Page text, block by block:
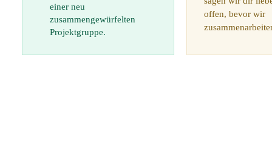
einer neu
zusammengewürfelten
Projektgruppe.
offen, bevor wir